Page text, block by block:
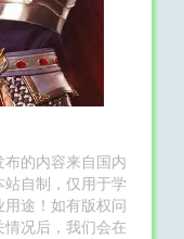
的内容来自国内
自制，仅用于学
途！如有版权问
况后，我们会在